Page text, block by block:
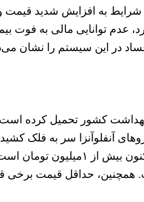
شرایط به افزایش شدید
عدم توانایی مالی به فوت
در این سیستم را نشان
کشور تحمیل کرده
آنفلوآنزا سر به فلک
ناگهانی، نگرانی بسیاری از خانواده‌ها را عمیق‌تر کرده است. بررسی‌ها نشان